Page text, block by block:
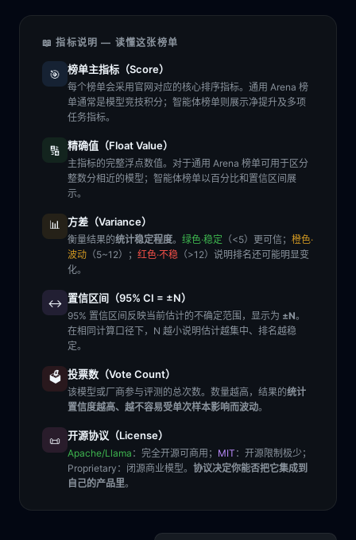
📖 指标说明 — 读懂这张榜单
🎯 榜单主指标（Score）
每个榜单会采用官网对应的核心排序指标。通用 Arena 榜
单通常是模型竞技积分；智能体榜单则展示净提升及多项
任务指标。
🔢 精确值（Float Value）
主指标的完整浮点数值。对于通用 Arena 榜单可用于区分
整数分相近的模型；智能体榜单以百分比和置信区间展
示。
📊 方差（Variance）
衡量结果的统计稳定程度。 绿色·稳定 （<5）更可信； 橙色·
波动 （5~12）； 红色·不稳 （>12）说明排名还可能明显变
化。
↔️ 置信区间（95% CI = ±N）
95% 置信区间反映当前估计的不确定范围，显示为 ±N。
在相同计算口径下，N 越小说明估计越集中、排名越稳
定。
🗳️ 投票数（Vote Count）
该模型或厂商参与评测的总次数。数量越高，结果的统计
置信度越高、越不容易受单次样本影响而波动。
📜 开源协议（License）
Apache/Llama ：完全开源可商用； MIT ：开源限制极少；
Proprietary ：闭源商业模型。 协议决定你能否把它集成到
自己的产品里。